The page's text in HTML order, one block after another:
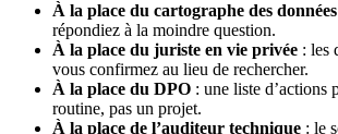
À la place du cartographe des données
répondiez à la moindre question.
À la place du juriste en vie privée : les
vous confirmez au lieu de rechercher.
À la place du DPO : une liste d’actions
routine, pas un projet.
À la place de l’auditeur technique : le